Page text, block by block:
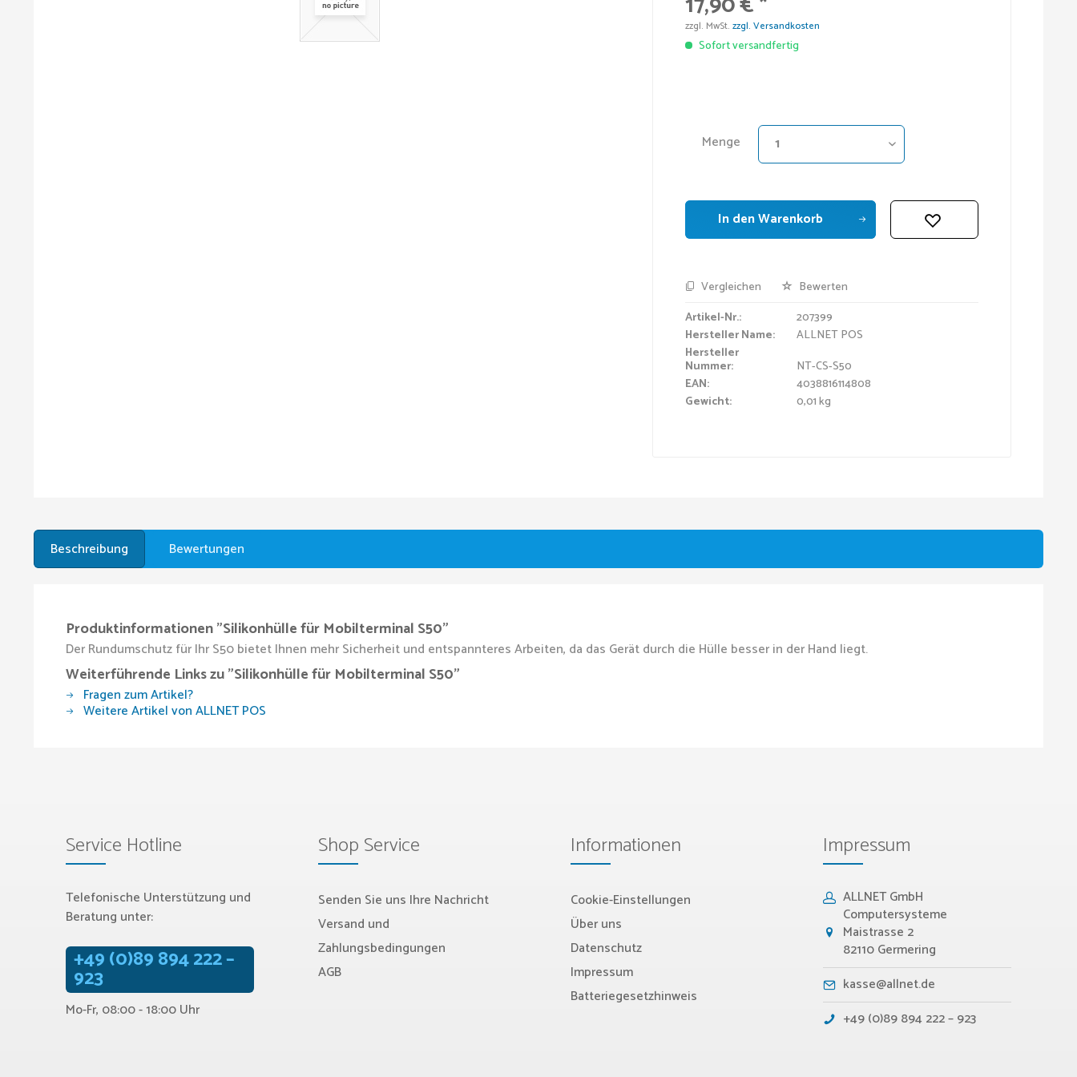
zzgl. MwSt. zzgl. Versandkosten
Sofort versandfertig
Menge
In denWarenkorb
Vergleichen
Bewerten
Artikel-Nr.:
207399
Hersteller Name:
ALLNET POS
Hersteller
Nummer:
NT-CS-S50
EAN:
4038816114808
Gewicht:
0,01 kg
Beschreibung Bewertungen
Produktinformationen "Silikonhülle für Mobilterminal S50"
Der Rundumschutz für Ihr S50 bietet Ihnen mehr Sicherheit und entspannteres Arbeiten, da das Gerät durch die Hülle besser in der Hand liegt.
Weiterführende Links zu "Silikonhülle für Mobilterminal S50"
Fragen zum Artikel?
Weitere Artikel von ALLNET POS
Service Hotline
Telefonische Unterstützung und
Beratung unter:
+49 (0)89 894 222 –
923
Mo-Fr, 08:00 - 18:00 Uhr
Shop Service
Senden Sie uns Ihre Nachricht
Versand und
Zahlungsbedingungen
AGB
Informationen
Cookie-Einstellungen
Über uns
Datenschutz
Impressum
Batteriegesetzhinweis
Impressum
ALLNET GmbH
Computersysteme
Maistrasse 2
82110 Germering
kasse@allnet.de
+49 (0)89 894 222 – 923